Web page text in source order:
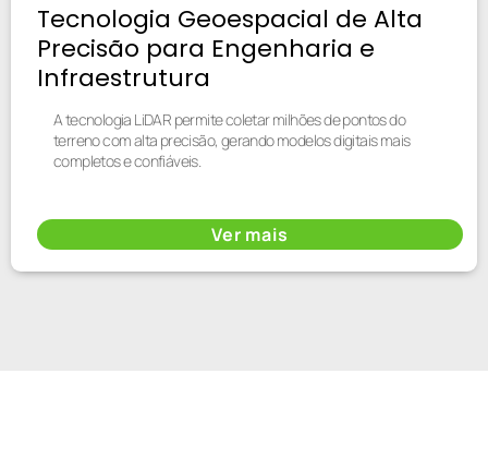
Tecnologia Geoespacial de Alta
Precisão para Engenharia e
Infraestrutura
A tecnologia LiDAR permite coletar milhões de pontos do
terreno com alta precisão, gerando modelos digitais mais
completos e confiáveis.
Ver mais